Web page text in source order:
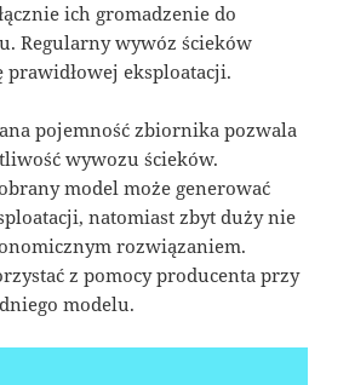
ich gromadzenie do
Regularny wywóz ścieków
prawidłowej eksploatacji.
pojemność zbiornika pozwala
wywozu ścieków.
model może generować
natomiast zbyt duży nie
rozwiązaniem.
z pomocy producenta przy
modelu.